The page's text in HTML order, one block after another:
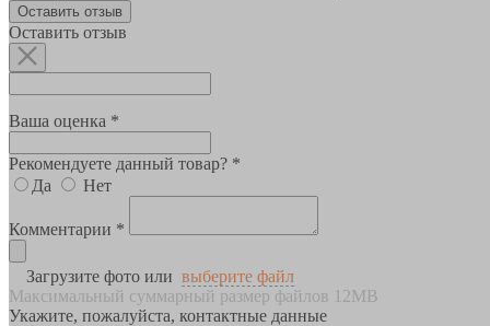
Оставить отзыв
Оставить отзыв
Ваша оценка *
Рекомендуете данный товар? *
Да
Нет
Комментарии *
Загрузите фото или выберите файл
Максимальный суммарный размер файлов 12MB
Укажите, пожалуйста, контактные данные